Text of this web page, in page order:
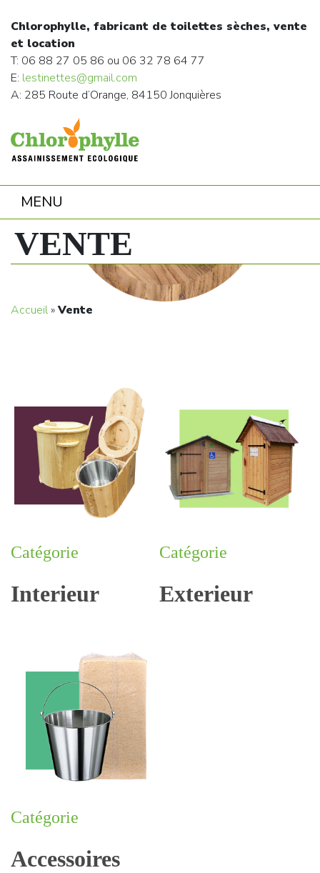
Chlorophylle, fabricant de toilettes sèches, vente
et location
T: 06 88 27 05 86 ou 06 32 78 64 77
E: lestinettes@gmail.com
A: 285 Route d’Orange, 84150 Jonquières
MENU
VENTE
Accueil»Vente
Catégorie
Interieur
Catégorie
Exterieur
Catégorie
Accessoires